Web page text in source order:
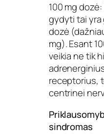
100 mg
gydyti tai yra
dozė
mg). Esant
veikia ne tik
receptorius,
centrinei
sindromas